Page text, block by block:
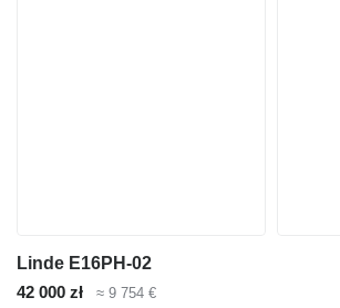
Linde E16PH-02
42 000 zł
≈ 9 754 €